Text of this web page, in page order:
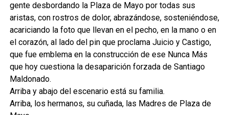
gente desbordando la Plaza de Mayo por todas sus
aristas, con rostros de dolor, abrazándose, sosteniéndose,
acariciando la foto que llevan en el pecho, en la mano o en
el corazón, al lado del pin que proclama Juicio y Castigo,
que fue emblema en la construcción de ese Nunca Más
que hoy cuestiona la desaparición forzada de Santiago
Maldonado.
Arriba y abajo del escenario está su familia.
Arriba, los hermanos, su cuñada, las Madres de Plaza de